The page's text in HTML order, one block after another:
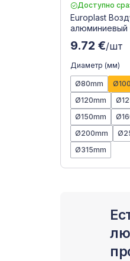
Доступно
Europlast
алюминиевый
9.72 €/шт
Диаметр (мм)
Ø80mm
Ø120mm
Ø150mm
Ø200mm
Ø315mm